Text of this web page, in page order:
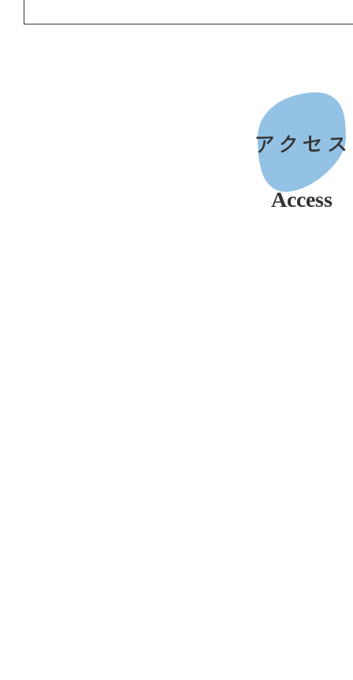
アクセス
Access